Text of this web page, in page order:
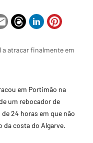
a atracar finalmente em
em Portimão na
um rebocador de
24 horas em que não
da costa do Algarve.